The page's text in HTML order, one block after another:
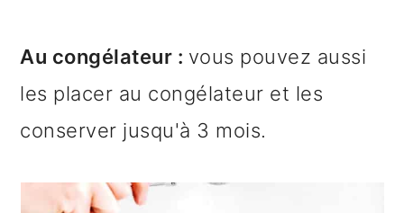
Au congélateur : vous pouvez aussi
les placer au congélateur et les
conserver jusqu'à 3 mois.